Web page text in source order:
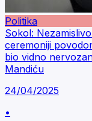
Politika
Sokol:
ceremoniji
bio vidno
Mandiću
24/04/2025
•